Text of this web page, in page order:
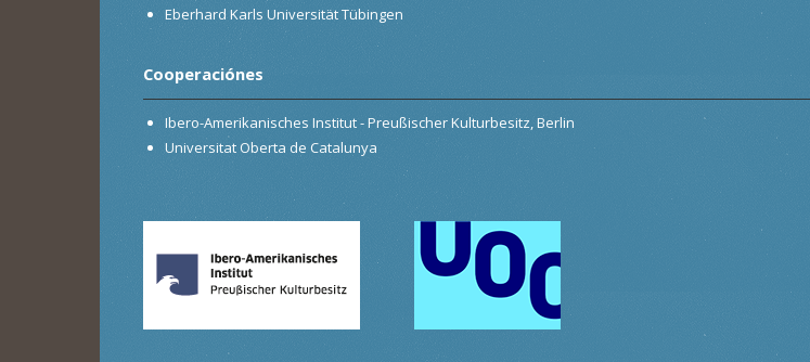
Eberhard Karls Universität Tübingen
Cooperaciónes
Ibero-Amerikanisches Institut - Preußischer Kulturbesitz, Berlin
Universitat Oberta de Catalunya